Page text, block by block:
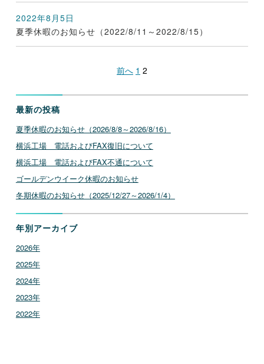
2022年8月5日
夏季休暇のお知らせ（2022/8/11～2022/8/15）
前へ 1 2
最新の投稿
夏季休暇のお知らせ（2026/8/8～2026/8/16）
横浜工場 電話およびFAX復旧について
横浜工場 電話およびFAX不通について
ゴールデンウイーク休暇のお知らせ
冬期休暇のお知らせ（2025/12/27～2026/1/4）
年別アーカイブ
2026年
2025年
2024年
2023年
2022年